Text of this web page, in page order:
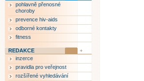
pohlavně přenosné
choroby
prevence hiv-aids
odborné kontakty
fitness
REDAKCE
inzerce
pravidla pro veřejnost
rozšířené vyhledávání